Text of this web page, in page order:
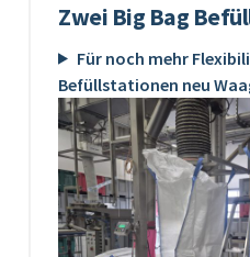
Zwei Big Bag
Für noch mehr
Befüllstationen neu